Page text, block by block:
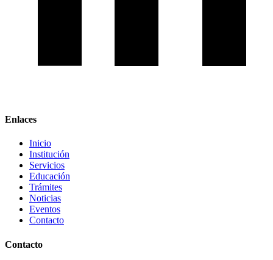
Enlaces
Inicio
Institución
Servicios
Educación
Trámites
Noticias
Eventos
Contacto
Contacto